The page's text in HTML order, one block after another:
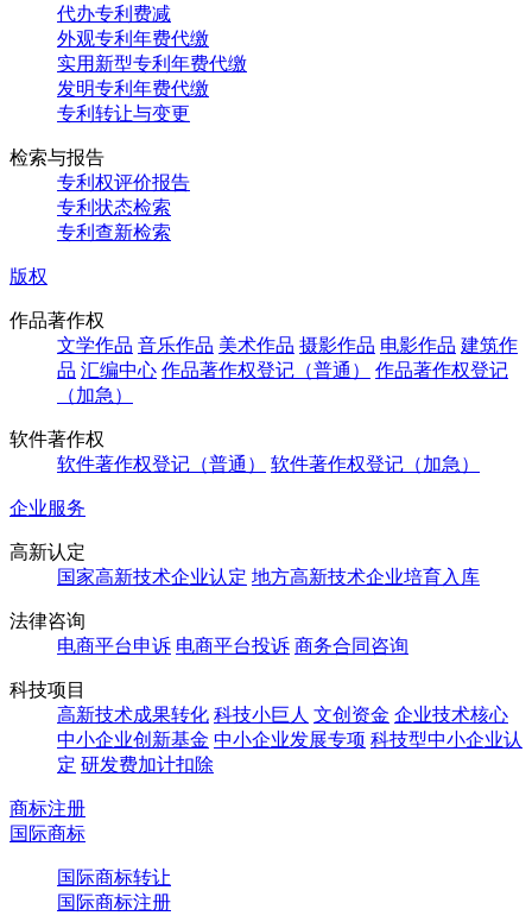
代办专利费减
外观专利年费代缴
实用新型专利年费代缴
发明专利年费代缴
专利转让与变更
检索与报告
专利权评价报告
专利状态检索
专利查新检索
版权
作品著作权
文学作品 音乐作品 美术作品 摄影作品 电影作品 建筑作
品 汇编中心 作品著作权登记（普通）
作品著作权登记
（加急）
软件著作权
软件著作权登记（普通）
软件著作权登记（加急）
企业服务
高新认定
国家高新技术企业认定 地方高新技术企业培育入库
法律咨询
电商平台申诉 电商平台投诉 商务合同咨询
科技项目
高新技术成果转化 科技小巨人 文创资金 企业技术核心
中小企业创新基金 中小企业发展专项 科技型中小企业认
定 研发费加计扣除
商标注册
国际商标
国际商标转让
国际商标注册